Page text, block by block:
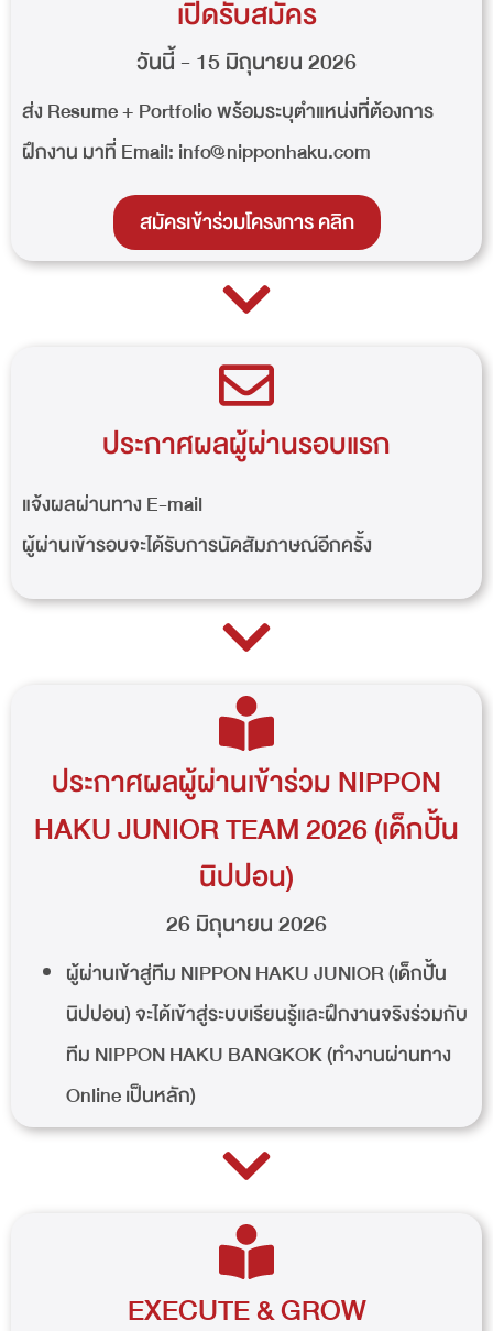
เปิดรับสมัคร
วันนี้ - 15 มิถุนายน 2026
ส่ง Resume + Portfolio พร้อมระบุตำแหน่งที่ต้องการ
ฝึกงาน มาที่ Email: info@nipponhaku.com
สมัครเข้าร่วมโครงการ คลิก
ประกาศผลผู้ผ่านรอบแรก
แจ้งผลผ่านทาง E-mail
ผู้ผ่านเข้ารอบจะได้รับการนัดสัมภาษณ์อีกครั้ง
ประกาศผลผู้ผ่านเข้าร่วม NIPPON
HAKU JUNIOR TEAM 2026 (เด็กปั้น
นิปปอน)
26 มิถุนายน 2026
ผู้ผ่านเข้าสู่ทีม NIPPON HAKU JUNIOR (เด็กปั้น
นิปปอน) จะได้เข้าสู่ระบบเรียนรู้และฝึกงานจริงร่วมกับ
ทีม NIPPON HAKU BANGKOK (ทำงานผ่านทาง
Online เป็นหลัก)
EXECUTE & GROW